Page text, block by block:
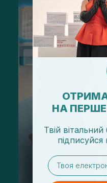
НА
Твій
підписуйся
email